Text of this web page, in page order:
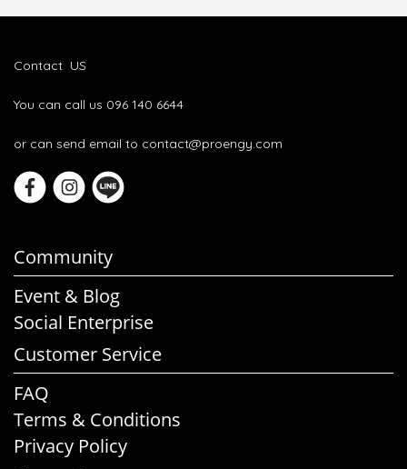
Contact US
You can call us 096 140 6644
or can send email to contact@proengy.com
Community
Event & Blog
Social Enterprise
Customer Service
FAQ
Terms & Conditions
Privacy Policy